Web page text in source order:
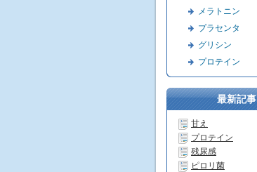
メラトニン
プラセンタ
グリシン
プロテイン
最新記事
甘え
プロテイン
残尿感
ピロリ菌